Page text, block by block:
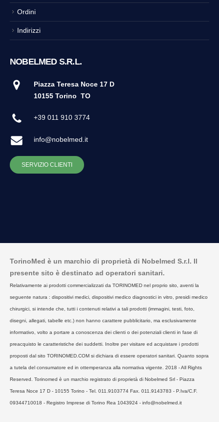
Ordini
Indirizzi
NOBELMED S.R.L.
Piazza Teresa Noce 17 D
10155 Torino TO
+39 011 910 3774
info@nobelmed.it
SERVIZIO CLIENTI
TorinoMed è un marchio di proprietà di Nobelmed S.r.l. Il
presente sito è destinato ad operatori sanitari.
Relativamente ai prodotti commercializzati da TORINOMED nel proprio sito, aventi la
seguente natura : dispositivi medici, dispositivi medico diagnostici in vitro, presidi medico
chirurgici, si intende che, tutti i contenuti relativi a tali prodotti (immagini, testi, foto,
disegni, allegati, tabelle etc.) non hanno carattere pubblicitario, ma esclusivamente
informativo, volto a portare a conoscenza dei clienti o dei potenziali clienti in fase di
preacquisto le caratteristiche dei suddetti. Inoltre per visitare ed acquistare i prodotti
proposti dal sito TORINOMED.COM si dichiara di essere operatori sanitari. Quanto sopra
a tutela del consumatore ed in ottemperanza alla normativa vigente. 2018 - All Rights
Reserved. Torinomed è un marchio registrato di proprietà di Nobelmed Srl - Piazza
Teresa Noce 17 D - 10155 Torino - Tel. 011.9103774 Fax. 011.9143783 - P.Iva/C.F.
09344710018 - Registro Imprese di Torino Rea 1043924 - info@nobelmed.it